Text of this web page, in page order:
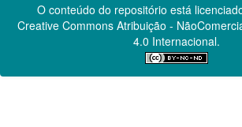
O conteúdo do repositório está
Creative CommonsAtribuição -
4.0 Internacional.